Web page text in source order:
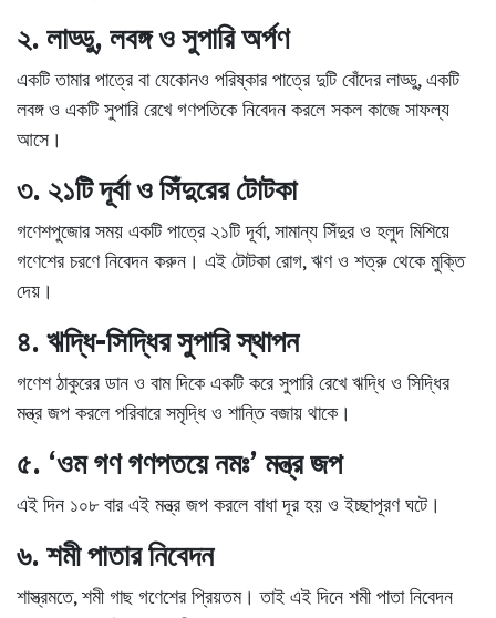
২. লাড্ডু, লবঙ্গ ও সুপারি অর্পণ
একটিতামার পাত্রেবা যেকোনও পরিষ্কার পাত্রেদুটি বোঁদের লাড্ডু, একটি
লবঙ্গ ও একটি সুপারিরেখে গণপতিকে নিবেদন করলেসকল কাজে সাফল্য
আসে।
৩. ২১টি দূর্বা ও সিঁদুরের টোটকা
গণেশপুজোর সময় একটি পাত্রে ২১টি দূর্বা, সামান্য সিঁদুরও হলুদ মিশিয়ে
গণেশের চরণে নিবেদন করুন। এই টোটকারোগ, ঋণ ও শত্রু থেকে মুক্তি
দেয়।
৪. ঋদ্ধি-সিদ্ধির সুপারি স্থাপন
গণেশ ঠাকুরের ডান ও বাম দিকে একটি করেসুপারিরেখেঋদ্ধিও সিদ্ধির
মন্ত্র জপ করলেপরিবারে সমৃদ্ধি ও শান্তিবজায় থাকে।
৫. ‘ওম গণ গণপতয়ে নমঃ’ মন্ত্র জপ
এই দিন ১০৮ বারএই মন্ত্র জপ করলেবাধা দূর হয় ওইচ্ছাপূরণঘটে।
৬. শমী পাতার নিবেদন
শাস্ত্রমতে,শমী গাছ গণেশের প্রিয়তম। তাই এই দিনে শমী পাতা নিবেদন